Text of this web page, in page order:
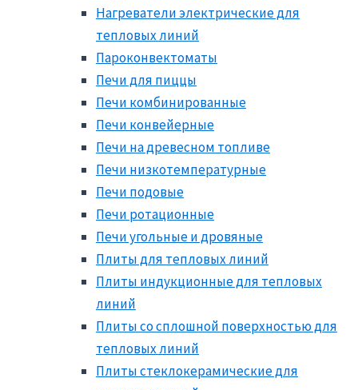
Нагреватели электрические для
тепловых линий
Пароконвектоматы
Печи для пиццы
Печи комбинированные
Печи конвейерные
Печи на древесном топливе
Печи низкотемпературные
Печи подовые
Печи ротационные
Печи угольные и дровяные
Плиты для тепловых линий
Плиты индукционные для тепловых
линий
Плиты со сплошной поверхностью для
тепловых линий
Плиты стеклокерамические для